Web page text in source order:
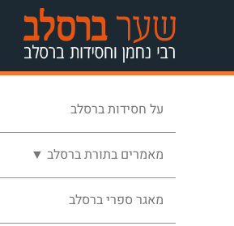
על חסידות ברסלב
מאמרים בתורת ברסלב ▼
מאגר ספרי ברסלב